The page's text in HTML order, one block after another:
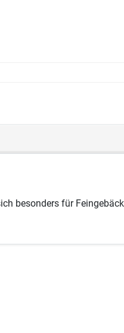
besonders für